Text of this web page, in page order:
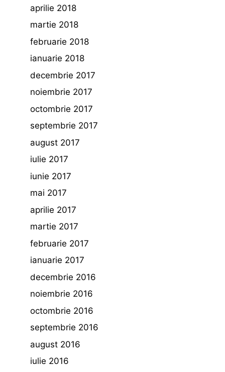
aprilie 2018
martie 2018
februarie 2018
ianuarie 2018
decembrie 2017
noiembrie 2017
octombrie 2017
septembrie 2017
august 2017
iulie 2017
iunie 2017
mai 2017
aprilie 2017
martie 2017
februarie 2017
ianuarie 2017
decembrie 2016
noiembrie 2016
octombrie 2016
septembrie 2016
august 2016
iulie 2016